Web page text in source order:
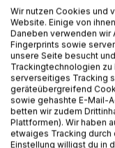
BESCHREIBUNG
Das Nilpferd Peter
Wir nutzen Cookies und
Website. Einige von
Daneben verwenden wir
Fingerprints sowie
unsere Seite besucht
Trackingtechnologien
serverseitiges Tracking
geräteübergreifend
sowie gehashte E-Mail-
betten wir zudem
Plattformen). Wir haben
etwaiges Tracking durch
Einstellung willigst du in